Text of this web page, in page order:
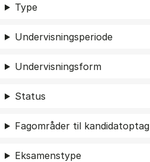
Type
Undervisningsperiode
Undervisningsform
Status
Fagområder til kandidatoptag
Eksamenstype